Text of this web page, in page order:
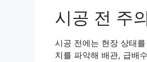
시공 전 주
시공 전에는 현장 상태
치를 파악해 배관, 급배